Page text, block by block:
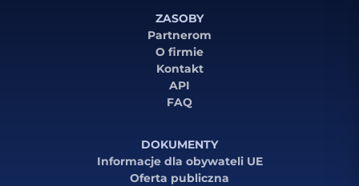
ZASOBY
Partnerom
O firmie
Kontakt
API
FAQ
DOKUMENTY
Informacje dla obywateli UE
Oferta publiczna